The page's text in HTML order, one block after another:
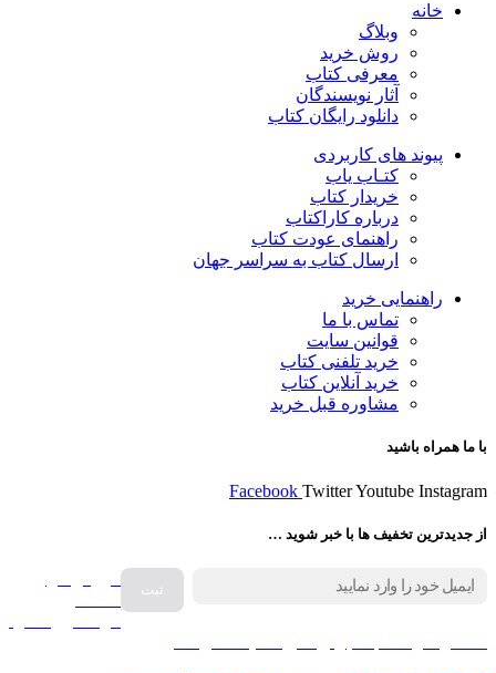
خانه
وبلاگ
روش خرید
معرفی کتاب
آثار نویسندگان
دانلود رایگان کتاب
پیوند های کاربردی
کتـاب یاب
خریدار کتاب
درباره کاراکتاب
راهنمای عودت کتاب
ارسال کتاب به سراسر جهان
راهنمایی خرید
تماس با ما
قوانین سایت
خرید تلفنی کتاب
خرید آنلاین کتاب
مشاوره قبل خرید
با ما همراه باشید
Facebook TwitterYoutube Instagram
از جدیدترین تخفیف ها با خبر شوید …
فروش انواع